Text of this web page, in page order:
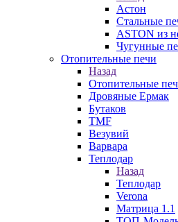
Астон
Стальные
ASTON из
Чугунные
Отопительные печи
Назад
Отопительные
Дровяные Ермак
Бутаков
TMF
Везувий
Варвара
Теплодар
Назад
Теплодар
Verona
Матрица 1.1